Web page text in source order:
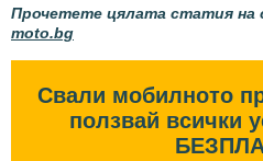
Прочетете цялата статия на
moto.bg
Свали мобилното
ползвай всички